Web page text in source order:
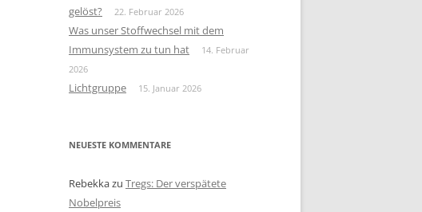
gelöst?
22. Februar 2026
Was unser Stoffwechsel mit dem
Immunsystem zu tun hat
14. Februar
2026
Lichtgruppe 15. Januar 2026
NEUESTE KOMMENTARE
Rebekkazu Tregs: Der verspätete
Nobelpreis